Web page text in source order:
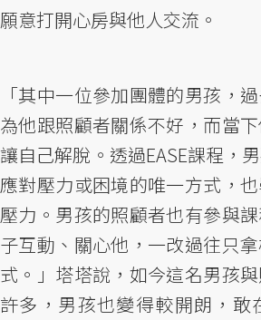
願意打開心房與他人交流。
「其中一位參加團體的男孩，
為他跟照顧者關係不好，而當
讓自己解脫。透過EASE課程，
應對壓力或困境的唯一方式，
壓力。男孩的照顧者也有參與
子互動、關心他，一改過往只
式。」塔塔說，如今這名男孩
許多，男孩也變得較開朗，敢